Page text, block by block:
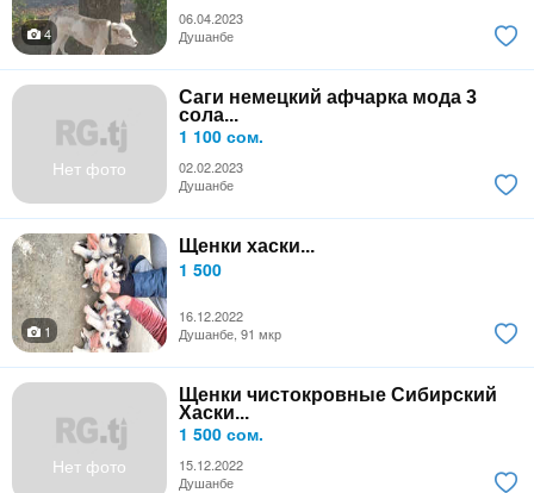
06.04.2023
4
Душанбе
Нет фото
Саги немецкий афчарка мода 3
сола...
1 100 сом.
02.02.2023
Душанбе
Щенки хаски...
1 500
16.12.2022
1
Душанбе, 91 мкр
Нет фото
Щенки чистокровные Сибирский
Хаски...
1 500 сом.
15.12.2022
Душанбе